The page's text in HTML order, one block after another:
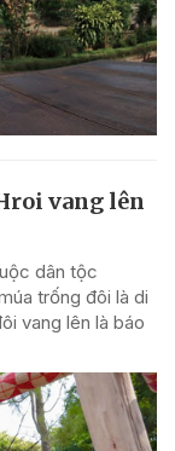
vang lên
dân tộc
trống đôi là di
vang lên là báo